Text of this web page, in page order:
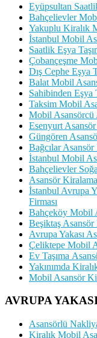
Eyüpsultan
Bahçelievler
Yakuplu Kiralık
İstanbul Mobil
Saatlik Eşya
Çobançeşme
Dış Cephe Eşya
Balat Mobil
Sahibinden Eşya
Taksim Mobil
Mobil Asansörcü
Esenyurt
Güngören
Bağcılar
İstanbul Mobil
Bahçelievler
Asansör
İstanbul Avrupa
Firması
Bahçeköy Mobil
Beşiktaş
Avrupa Yakası
Çeliktepe Mobil
Ev Taşıma
Yakınımda
Mobil Asansör
AVRUPA
Asansörlü
Kiralık Mobil